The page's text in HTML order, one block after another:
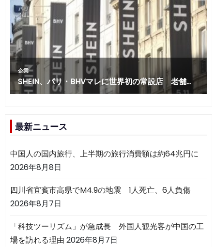
最新ニュース
中国人の国内旅行、上半期の旅行消費額は約64兆円に
2026年8月8日
四川省宜賓市高県でM4.9の地震 1人死亡、6人負傷
2026年8月7日
「科技ツーリズム」が急成長 外国人観光客が中国の工
場を訪れる理由 2026年8月7日